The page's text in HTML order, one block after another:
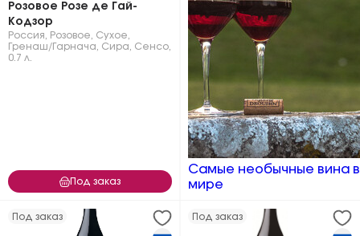
Розовое Розе де Гай-
Кодзор
Россия Розовое Сухое
Гренаш/Гарнача
Сира Сенсо
0.7 л.
Под заказ
Самые необычные вина в
мире
Под заказ Под заказ